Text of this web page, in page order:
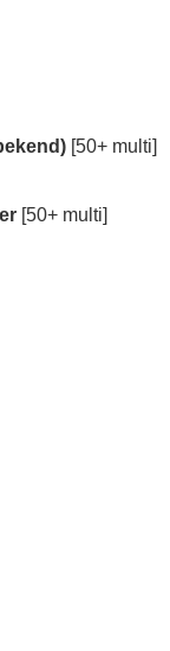
[50+ multi]
[50+ multi]